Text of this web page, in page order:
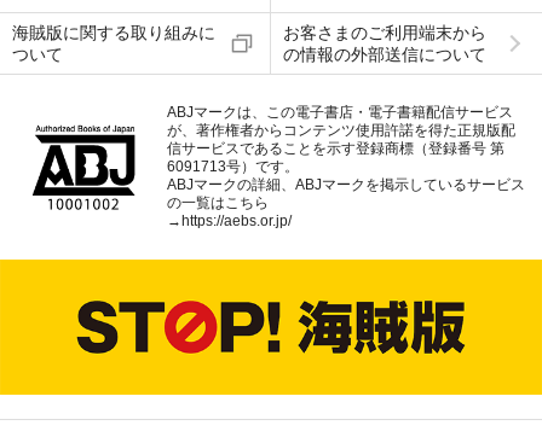
海賊版に関する取り組みに
ついて
お客さまのご利用端末から
の情報の外部送信について
ABJマークは、この電子書店・電子書籍配信サービス
が、著作権者からコンテンツ使用許諾を得た正規版配
信サービスであることを示す登録商標（登録番号 第
6091713号）です。
ABJマークの詳細、ABJマークを掲示しているサービス
の一覧はこちら
→ https://aebs.or.jp/